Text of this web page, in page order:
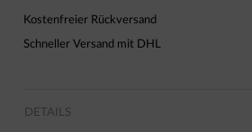
Kostenfreier Rückversand
Schneller Versand mit DHL
DETAILS